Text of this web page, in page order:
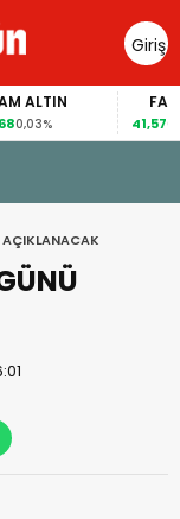
Giriş
Yap
ALTIN FAİZ
41,57
AÇIKLANACAK